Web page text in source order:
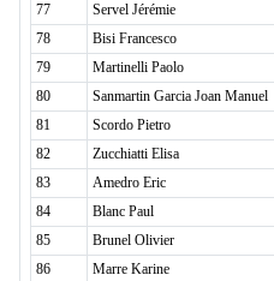
77
Servel Jérémie
78
Bisi Francesco
79
Martinelli Paolo
80
Sanmartin Garcia Joan Manuel
81
Scordo Pietro
82
Zucchiatti Elisa
83
Amedro Eric
84
Blanc Paul
85
Brunel Olivier
86
Marre Karine